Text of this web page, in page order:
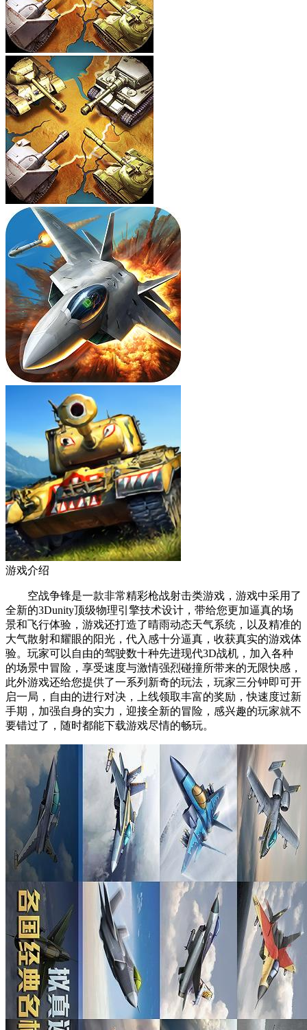
游戏介绍
空战争锋是一款非常精彩枪战射击类游戏，游戏中采用了
全新的3Dunity顶级物理引擎技术设计，带给您更加逼真的场
景和飞行体验，游戏还打造了晴雨动态天气系统，以及精准的
大气散射和耀眼的阳光，代入感十分逼真，收获真实的游戏体
验。玩家可以自由的驾驶数十种先进现代3D战机，加入各种
的场景中冒险，享受速度与激情强烈碰撞所带来的无限快感，
此外游戏还给您提供了一系列新奇的玩法，玩家三分钟即可开
启一局，自由的进行对决，上线领取丰富的奖励，快速度过新
手期，加强自身的实力，迎接全新的冒险，感兴趣的玩家就不
要错过了，随时都能下载游戏尽情的畅玩。